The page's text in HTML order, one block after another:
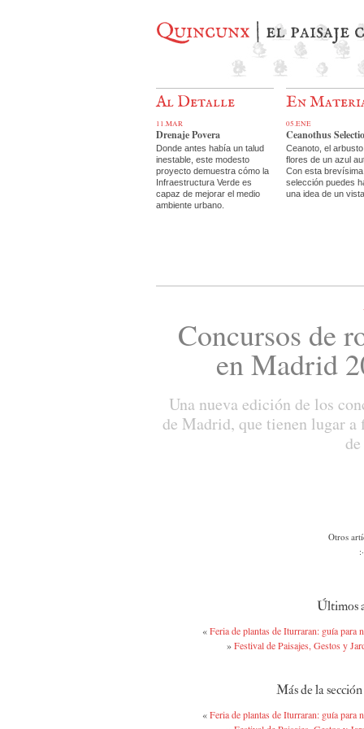
Quincunx | el
Al Detalle
11.MAR
Drenaje Povera
Donde antes había un talud
inestable, este modesto
proyecto demuestra cómo la
Infraestructura Verde es
capaz de mejorar el medio
ambiente urbano.
En
05.ENE
Ceanothus
Ceanoto, el
flores de un azul
Con esta
selección puedes
una idea de un
Concursos de
en Madrid
Una nueva edición de los
de Madrid, que tienen lugar a
Otros
Últimos
«Feria de plantas de Iturraran: guía para
»Festival de Paisajes, Gestos y
Más de la
«Feria de plantas de Iturraran: guía para